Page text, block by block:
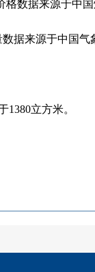
数据来源于中国
据来源于中国气
1380立方米。